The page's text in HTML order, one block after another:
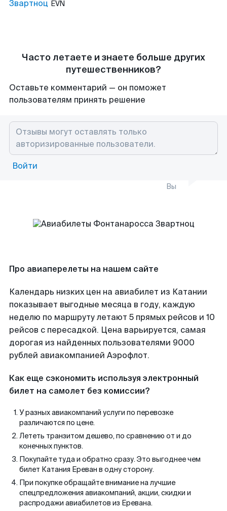
Звартноц EVN
Часто летаете и знаете больше других
путешественников?
Оставьте комментарий — он поможет
пользователям принять решение
Войти
Вы
Про авиаперелеты на нашем сайте
Календарь низких цен на авиабилет из Катании
показывает выгодные месяца в году, каждую
неделю по маршруту летают 5 прямых рейсов и 10
рейсов с пересадкой. Цена варьируется, самая
дорогая из найденных пользователями 9000
рублей авиакомпанией Аэрофлот.
Как еще сэкономить используя электронный
билет на самолет без комиссии?
У разных авиакомпаний услуги по перевозке
различаются по цене.
Лететь транзитом дешево, по сравнению от и до
конечных пунктов.
Покупайте туда и обратно сразу. Это выгоднее чем
билет Катания Ереван в одну сторону.
При покупке обращайте внимание на лучшие
спецпредложения авиакомпаний, акции, скидки и
распродажи авиабилетов из Еревана.